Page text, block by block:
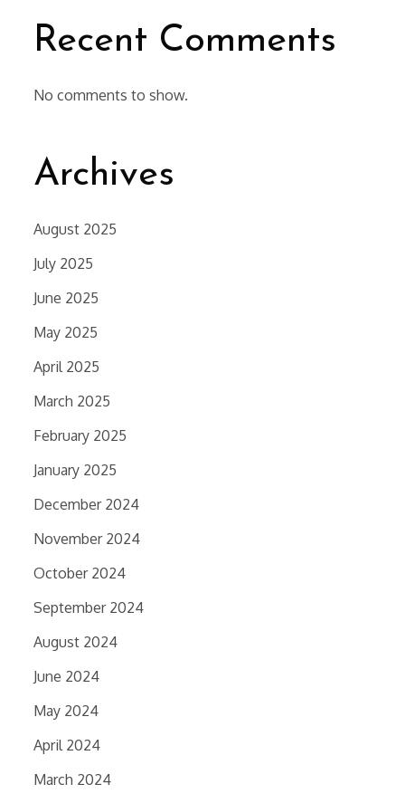
Recent Comments
No comments to show.
Archives
August 2025
July 2025
June 2025
May 2025
April 2025
March 2025
February 2025
January 2025
December 2024
November 2024
October 2024
September 2024
August 2024
June 2024
May 2024
April 2024
March 2024